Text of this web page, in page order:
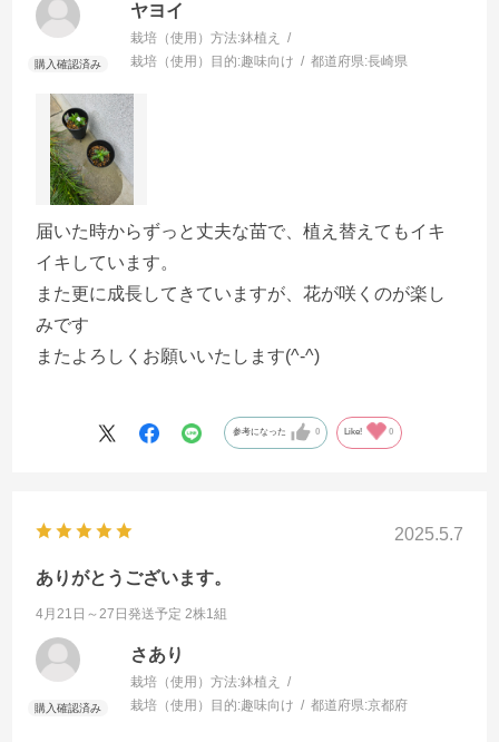
ヤヨイ
栽培（使用）方法:鉢植え
栽培（使用）目的:趣味向け 都道府県:長崎県
届いた時からずっと丈夫な苗で、植え替えてもイキ
イキしています。
また更に成長してきていますが、花が咲くのが楽し
みです
またよろしくお願いいたします(^-^)
参考になった 0 Like! 0
2025.5.7
ありがとうございます。
4月21日～27日発送予定 2株1組
さあり
栽培（使用）方法:鉢植え
栽培（使用）目的:趣味向け 都道府県:京都府